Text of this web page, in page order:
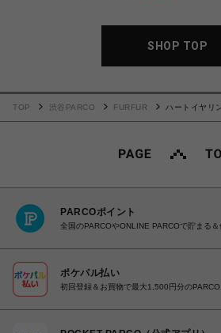
SHOP TOP
TOP 渋谷PARCO FURFUR ハートイヤリ
PARCOポイント
全国のPARCOやONLINE PARCOで貯まる＆
ポケパル払い
初回登録＆お買物で最大1,500円分の